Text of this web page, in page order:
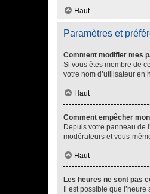
Haut
Paramètres et
Comment modifier mes
Si vous êtes membre de
votre nom d’utilisateur en
Haut
Comment empêcher
Depuis votre panneau de
modérateurs et vous-
Haut
Les heures ne sont pas
Il est possible que